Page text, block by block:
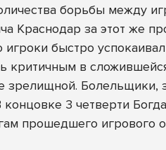
борьбы между
Краснодар за этот же
быстро
критичным в
зрелищной.
концовке 3 четверти
прошедшего игрового